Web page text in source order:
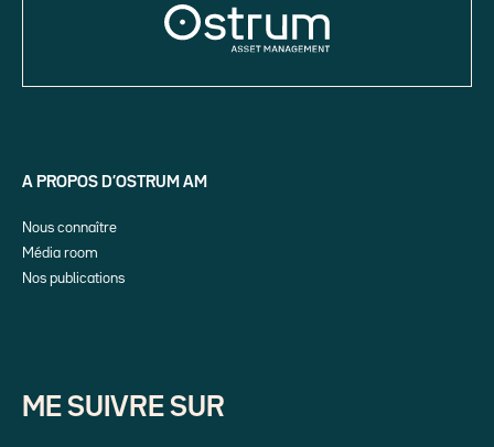
A PROPOS D’OSTRUM AM
Nous connaître
Média room
Nos publications
ME SUIVRE SUR